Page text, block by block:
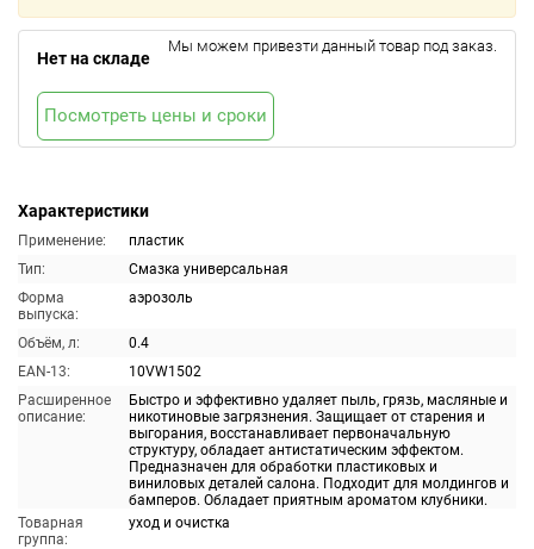
Характеристики
Применение:
пластик
Тип:
Смазка универсальная
Форма
выпуска:
аэрозоль
Объём, л:
0.4
EAN-13:
10VW1502
Расширенное
описание:
Быстро и эффективно удаляет пыль, грязь, масляные и
никотиновые загрязнения. Защищает от старения и
выгорания, восстанавливает первоначальную
структуру, обладает антистатическим эффектом.
Предназначен для обработки пластиковых и
виниловых деталей салона. Подходит для молдингов и
бамперов. Обладает приятным ароматом клубники.
Товарная
группа:
уход и очистка
Нет на складе
Мы можем привезти данный товар под заказ.
Посмотреть цены и сроки